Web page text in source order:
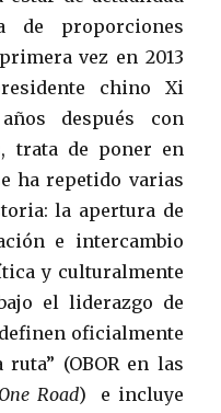
de proporciones
vez en 2013
chino Xi
después con
trata de poner en
ha repetido varias
la apertura de
e intercambio
y culturalmente
el liderazgo de
oficialmente
(OBOR en las
Road) e incluye